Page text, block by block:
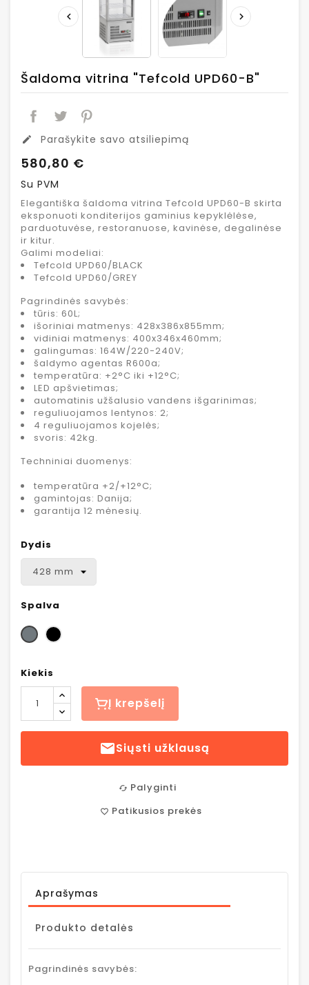
 
Šaldoma vitrina "Tefcold UPD60-B"
edit Parašykite savo atsiliepimą
580,80 €
Su PVM
Elegantiška šaldoma vitrina Tefcold UPD60-B skirta
eksponuoti konditerijos gaminius kepyklėlėse,
parduotuvėse, restoranuose, kavinėse, degalinėse
ir kitur.
Galimi modeliai:
Tefcold UPD60/BLACK
Tefcold UPD60/GREY
Pagrindinės savybės:
tūris: 60L;
išoriniai matmenys: 428x386x855mm;
vidiniai matmenys: 400x346x460mm;
galingumas: 164W/220-240V;
šaldymo agentas R600a;
temperatūra: +2°C iki +12°C;
LED apšvietimas;
automatinis užšalusio vandens išgarinimas;
reguliuojamos lentynos: 2;
4 reguliuojamos kojelės;
svoris: 42kg.
Techniniai duomenys:
temperatūra +2/+12°C;
gamintojas: Danija;
garantija 12 mėnesių.
Dydis
Spalva
Nerūdijančio plieno
Kiekis
Į krepšelį
Siųsti užklausą
cached Palyginti
favorite_border Patikusios prekės
Aprašymas
Produkto detalės
Pagrindinės savybės: